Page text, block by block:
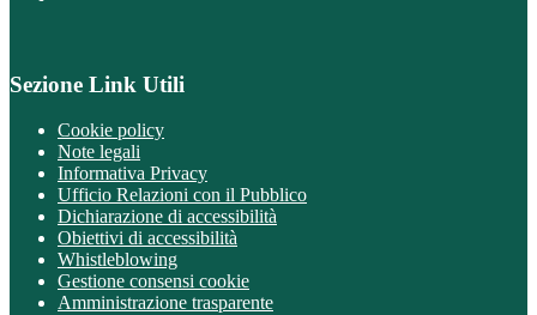
Sezione Link Utili
Cookie policy
Note legali
Informativa Privacy
Ufficio Relazioni con il Pubblico
Dichiarazione di accessibilità
Obiettivi di accessibilità
Whistleblowing
Gestione consensi cookie
Amministrazione trasparente